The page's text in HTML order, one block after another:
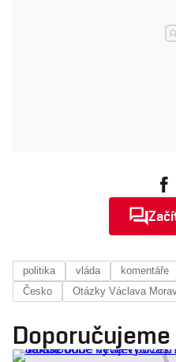
politika vláda komentáře
Česko
Otázky Václava
Doporučujeme